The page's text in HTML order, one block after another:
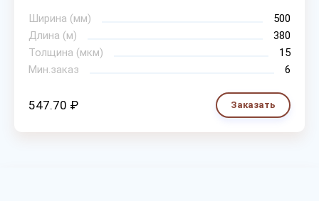
Ширина (мм)
500
Длина (м)
380
Толщина (мкм)
15
Мин.заказ
6
547.70 ₽ Заказать